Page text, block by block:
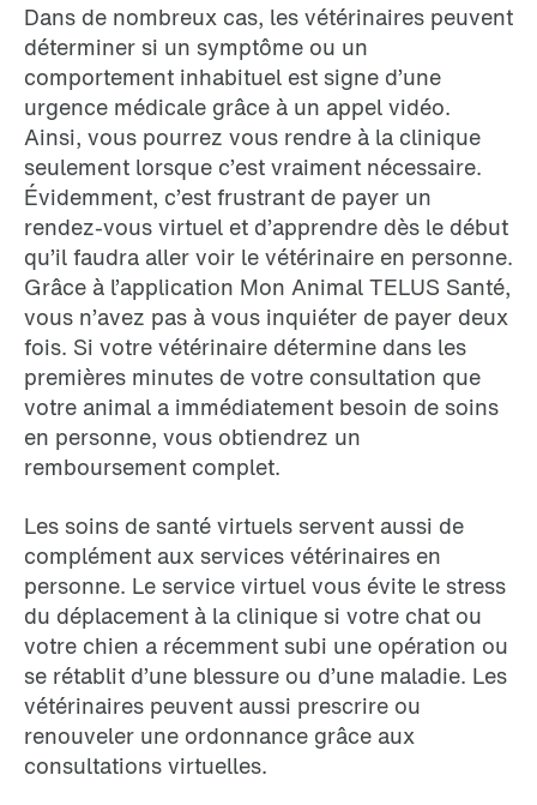
Dans de nombreux cas, les vétérinaires peuvent
déterminer si un symptôme ou un
comportement inhabituel est signe d’une
urgence médicale grâce à un appel vidéo.
Ainsi, vous pourrez vous rendre à la clinique
seulement lorsque c’est vraiment nécessaire.
Évidemment, c’est frustrant de payer un
rendez-vous virtuel et d’apprendre dès le début
qu’il faudra aller voir le vétérinaire en personne.
Grâce à l’application Mon Animal TELUS Santé,
vous n’avez pas à vous inquiéter de payer deux
fois. Si votre vétérinaire détermine dans les
premières minutes de votre consultation que
votre animal a immédiatement besoin de soins
en personne, vous obtiendrez un
remboursement complet.
Les soins de santé virtuels servent aussi de
complément aux services vétérinaires en
personne. Le service virtuel vous évite le stress
du déplacement à la clinique si votre chat ou
votre chien a récemment subi une opération ou
se rétablit d’une blessure ou d’une maladie. Les
vétérinaires peuvent aussi prescrire ou
renouveler une ordonnance grâce aux
consultations virtuelles.